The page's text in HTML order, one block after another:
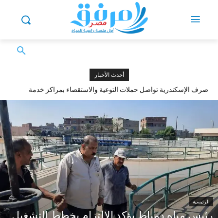
أحدث الأخبار
صرف الإسكندرية تواصل حملات التوعية والاستقصاء بمراكز خدمة
الرئيسية
رئيس مياه دمياط يؤكد الالتزام بخطط التشغيل